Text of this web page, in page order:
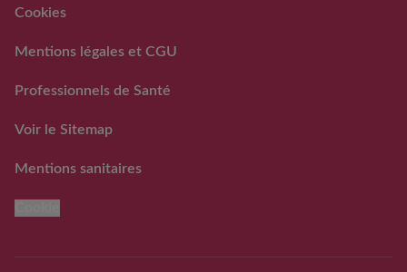
LAITS INFANTILES
FAQ rappels volontaires
Cookies
Mentions légales et CGU
Professionnels de Santé
Voir le Sitemap
Mentions sanitaires